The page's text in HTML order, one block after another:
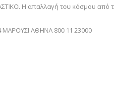
Η απαλλαγή του κόσμου από
ΑΘΗΝΑ 800 11 23000